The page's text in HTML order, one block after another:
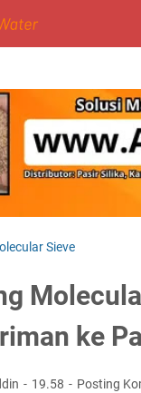
Sieve
ke
19.58 Posting